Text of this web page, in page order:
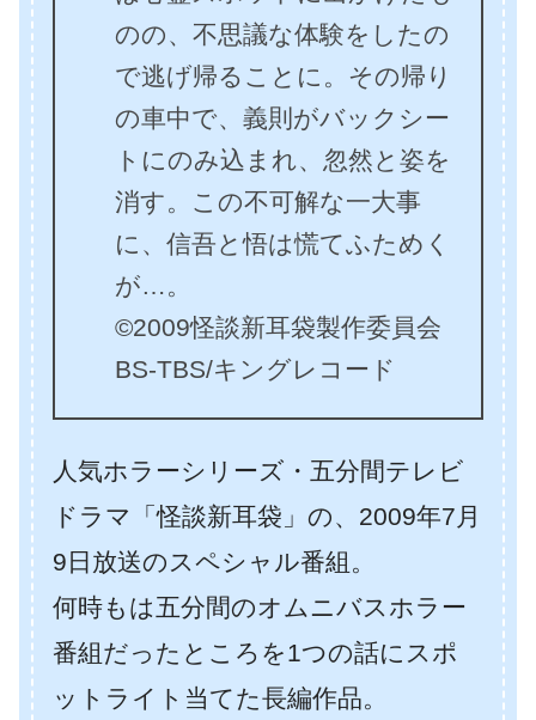
のの、不思議な体験をしたの
で逃げ帰ることに。その帰り
の車中で、義則がバックシー
トにのみ込まれ、忽然と姿を
消す。この不可解な一大事
に、信吾と悟は慌てふためく
が…。
©2009怪談新耳袋製作委員会
BS-TBS/キングレコード
人気ホラーシリーズ・五分間テレビ
ドラマ「怪談新耳袋」の、2009年7月
9日放送のスペシャル番組。
何時もは五分間のオムニバスホラー
番組だったところを1つの話にスポ
ットライト当てた長編作品。